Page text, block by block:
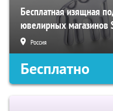
Бесплатная изящная
ювелирных магазинов
Россия
Бесплатно